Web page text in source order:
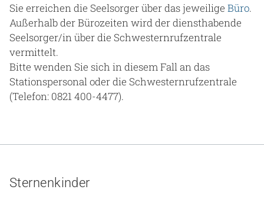
Sie erreichen die Seelsorger über das jeweilige Büro.
Außerhalb der Bürozeiten wird der diensthabende
Seelsorger/in über die Schwesternrufzentrale
vermittelt.
Bitte wenden Sie sich in diesem Fall an das
Stationspersonal oder die Schwesternrufzentrale
(Telefon: 0821 400-4477).
Sternenkinder